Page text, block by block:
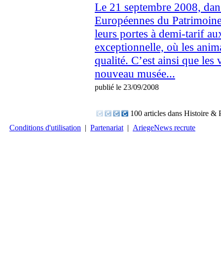
Le 21 septembre 2008,
Européennes du
leurs portes à demi-tarif
exceptionnelle, où les
qualité. C’est ainsi que
nouveau musée...
publié le 23/09/2008
100 articles dans Histoire &
Conditions d'utilisation | Partenariat | AriegeNews recrute